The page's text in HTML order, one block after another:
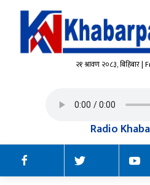
२१ श्रावण २०८३, बिहिबार
Radio